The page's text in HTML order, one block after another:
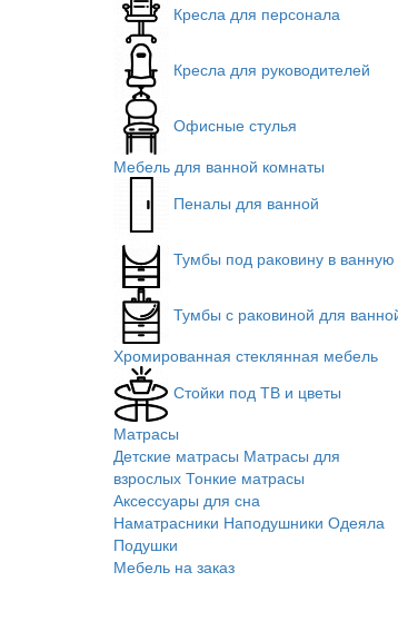
Кресла для персонала
Кресла для руководителей
Офисные стулья
Мебель для ванной комнаты
Пеналы для ванной
Тумбы под раковину в ванную
Тумбы с раковиной для
Хромированная стеклянная мебель
Стойки под ТВ и цветы
Матрасы
Детские матрасы Матрасы для
взрослых Тонкие матрасы
Аксессуары для сна
Наматрасники Наподушники Одеяла
Подушки
Мебель на заказ